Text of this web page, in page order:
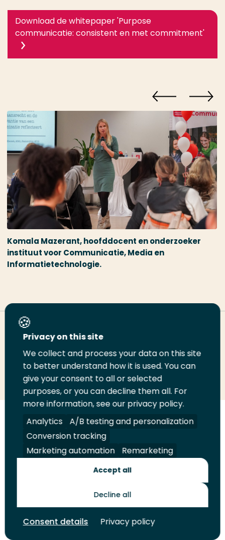
Download de whitepaper 'Purpose
communicatie: consistent en met commitment'
Komala Mazerant, hoofddocent en onderzoeker
instituut voor Communicatie, Media en
Informatietechnologie.
Deel deze pagina
Deel
LinkedIn
Deel
op
Twitter
Deel
op
Facebook
Email
deze
pagina
Print
deze
pagina
Volg
ons
op
LinkedIn
Volg
ons
op
Facebook
Volg
ons
op
YouTube
Volg
ons
op
Instagram
Juridisch Security A-Z Index
Contact
Toekomstmakers
Privacy on this site
We collect and process your data on this site
to better understand how it is used. You can
give your consent to all or selected
purposes, or you can decline them all. For
more information, see our privacy policy.
Analytics
A/B testing and personalization
Conversion tracking
Marketing automation
Remarketing
Accept all
Decline all
Consent details Privacy policy